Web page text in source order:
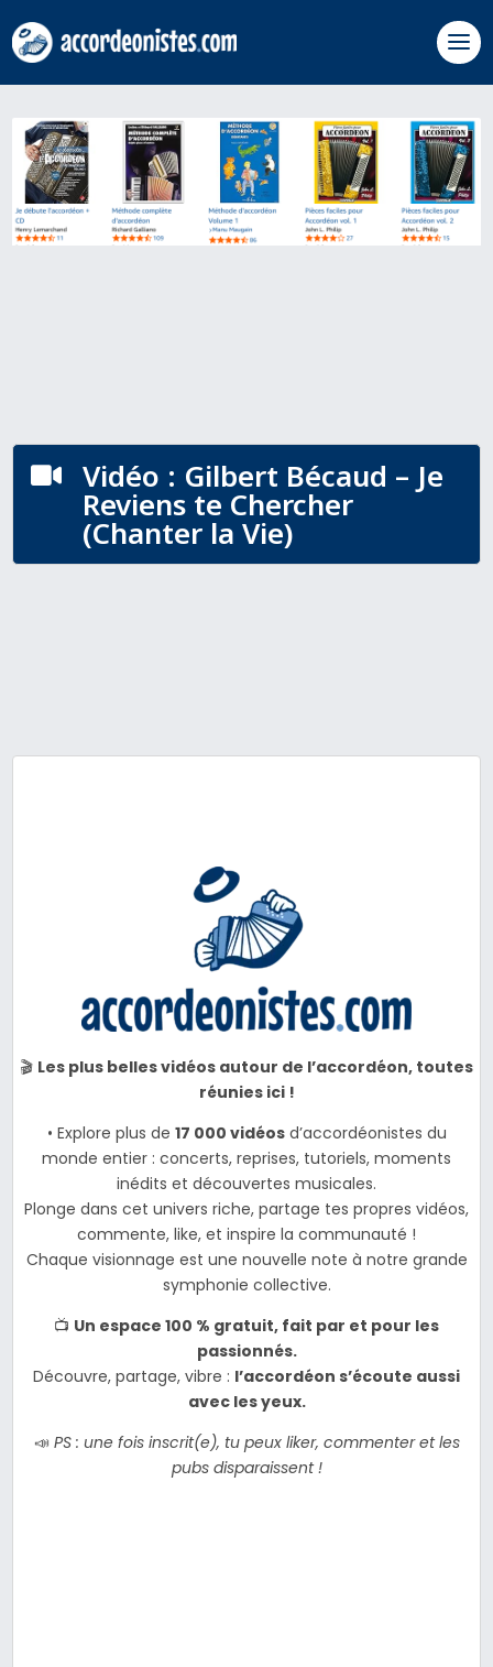
 Vidéo : Gilbert Bécaud – Je
Reviens te Chercher
(Chanter la Vie)
🎬 Les plus belles vidéos autour de l’accordéon, toutes
réunies ici !
• Explore plus de 17 000 vidéosd’accordéonistes du
monde entier : concerts, reprises, tutoriels, moments
inédits et découvertes musicales.
Plonge dans cet univers riche, partage tes propres vidéos,
commente, like, et inspire la communauté !
Chaque visionnage est une nouvelle note à notre grande
symphonie collective.
📺 Un espace 100 % gratuit, fait par et pour les
passionnés.
Découvre, partage, vibre : l’accordéon s’écoute aussi
avec les yeux.
📣 PS : une fois inscrit(e), tu peux liker, commenter et les
pubs disparaissent !